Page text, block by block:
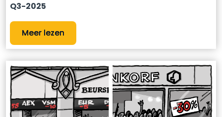
Q3-2025
Meer lezen